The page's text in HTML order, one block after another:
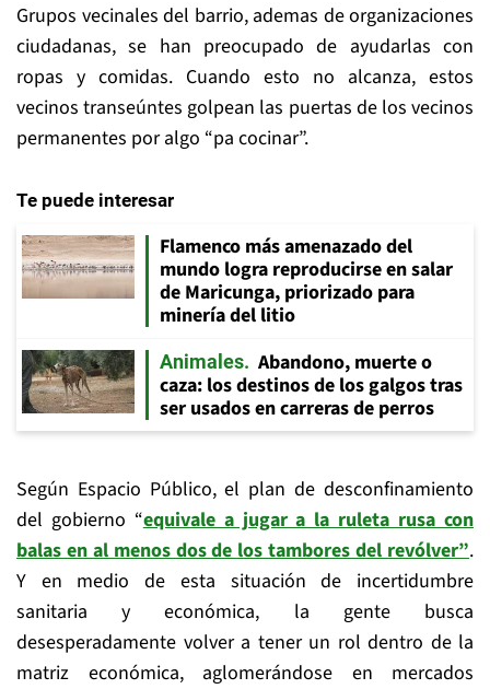
Grupos vecinales del barrio, ademas de organizaciones
ciudadanas, se han preocupado de ayudarlas con
ropas y comidas. Cuando esto no alcanza, estos
vecinos transeúntes golpean las puertas de los vecinos
permanentes por algo “pa cocinar”.
Te puede interesar
Flamenco más amenazado del
mundo logra reproducirse en salar
de Maricunga, priorizado para
minería del litio
Animales
Abandono, muerte o
caza: los destinos de los galgos tras
ser usados en carreras de perros
Según Espacio Público, el plan de desconfinamiento
del gobierno “equivale a jugar a la ruleta rusa con
balas en al menos dos de los tambores del revólver”.
Y en medio de esta situación de incertidumbre
sanitaria y económica, la gente busca
desesperadamente volver a tener un rol dentro de la
matriz económica, aglomerándose en mercados